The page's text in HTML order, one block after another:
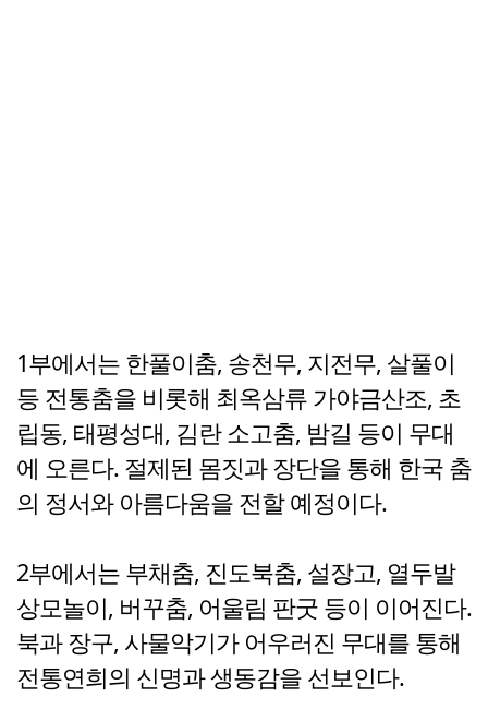
1부에서는 한풀이춤, 송천무, 지전무, 살풀이
등 전통춤을 비롯해 최옥삼류 가야금산조, 초
립동, 태평성대, 김란 소고춤, 밤길 등이 무대
에 오른다. 절제된 몸짓과 장단을 통해 한국 춤
의 정서와 아름다움을 전할 예정이다.
2부에서는 부채춤, 진도북춤, 설장고, 열두발
상모놀이, 버꾸춤, 어울림 판굿 등이 이어진다.
북과 장구, 사물악기가 어우러진 무대를 통해
전통연희의 신명과 생동감을 선보인다.